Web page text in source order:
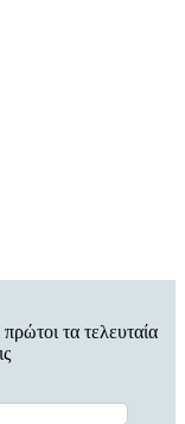
τα τελευταία